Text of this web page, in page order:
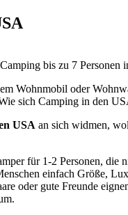
bis zu 7 Personen
Wohnmobil oder
sich Camping in den
USA an sich widmen,
für 1-2 Personen, die
einfach Größe,
oder gute Freunde